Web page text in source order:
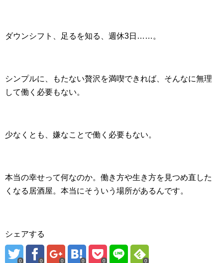
ダウンシフト、足るを知る、週休3日……。
シンプルに、もたない贅沢を満喫できれば、そんなに無理
して働く必要もない。
少なくとも、嫌なことで働く必要もない。
本当の幸せって何なのか。働き方や生き方を見つめ直した
くなる居酒屋。本当にそういう場所があるんです。
シェアする
0 0 0 0 0 0